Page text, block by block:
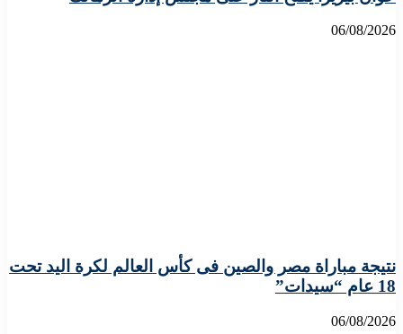
06/08/2026
نتيجة مباراة مصر والصين فى كأس العالم لكرة اليد تحت
18 عام “سيدات”
06/08/2026